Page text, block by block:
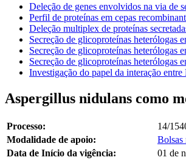
Deleção de genes envolvidos na via de
Perfil de proteínas em cepas
Deleção multiplex de proteínas
Secreção de glicoproteínas heterólogas
Secreção de glicoproteínas heterólogas
Secreção de glicoproteínas heterólogas
Investigação do papel da interação
Aspergillus nidulans como
Processo:
14/
Modalidade de apoio:
Bolsas
Data de Início da vigência:
01 de